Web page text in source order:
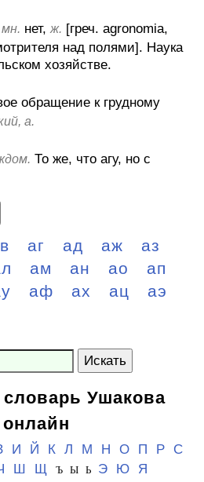
мн. нет,ж. [греч. agronomia,
над полями]. Наука
хозяйстве.
обращение к грудному
а.
То же, что агу, но с
аг ад аж
аз
ам ан ао
ап
аф ах ац аэ
Искать
Ушакова
онлайн
И Й К Л М Н О П Р
С
Ш Щ Ъ Ы Ь Э Ю Я